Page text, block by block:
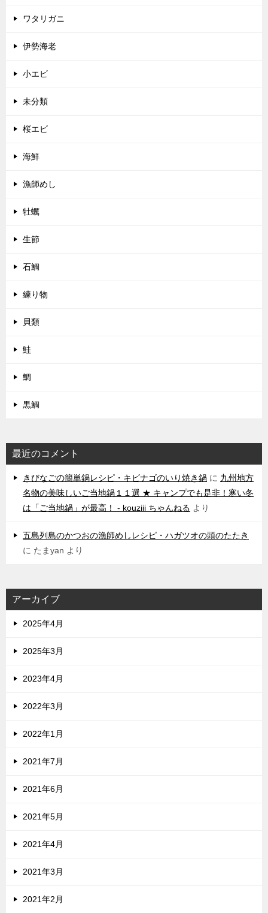
ワタリガニ
伊勢海老
小エビ
未分類
桜エビ
海鮮
漁師めし
牡蠣
生節
石鯛
練り物
貝類
鮭
鯛
黒鯛
最近のコメント
きびなごの簡単鍋レシピ・キビナゴのいり焼き鍋 に 九州地方
名物の美味しいご当地鍋１１選 ★ キャンプでも是非！寒い冬
は「ご当地鍋」が最高！ - kouziii ちゃんねる より
五島列島のかつおの漁師めしレシピ・ハガツオの頭のたたき
に たまyan より
アーカイブ
2025年4月
2025年3月
2023年4月
2022年3月
2022年1月
2021年7月
2021年6月
2021年5月
2021年4月
2021年3月
2021年2月